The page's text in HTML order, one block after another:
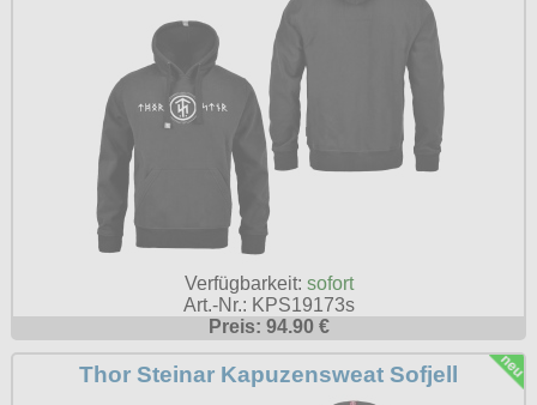
Verfügbarkeit: sofort
Art.-Nr.: KPS19173s
Preis: 94.90 €
Thor Steinar Kapuzensweat Sofjell